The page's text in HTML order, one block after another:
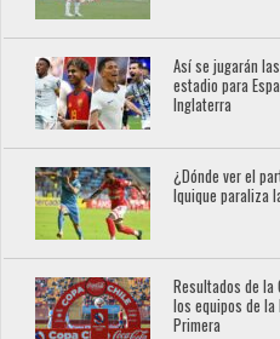
Así se jugarán
estadio para
Inglaterra
¿Dónde ver el
Iquique paraliza
Resultados de la
los equipos de la
Primera